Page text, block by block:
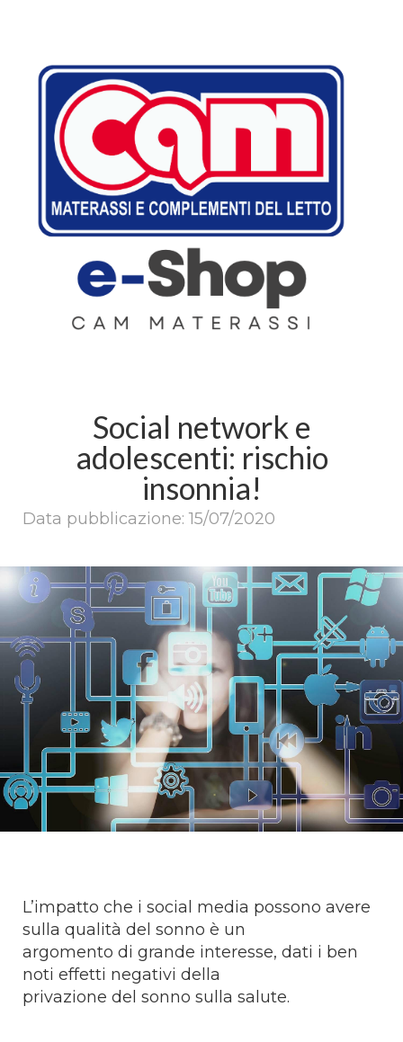
Social network e
adolescenti: rischio
insonnia!
Data pubblicazione: 15/07/2020
L’impatto che i social media possono avere
sulla qualità del sonno è un
argomento di grande interesse, dati i ben
noti effetti negativi della
privazione del sonno sulla salute.